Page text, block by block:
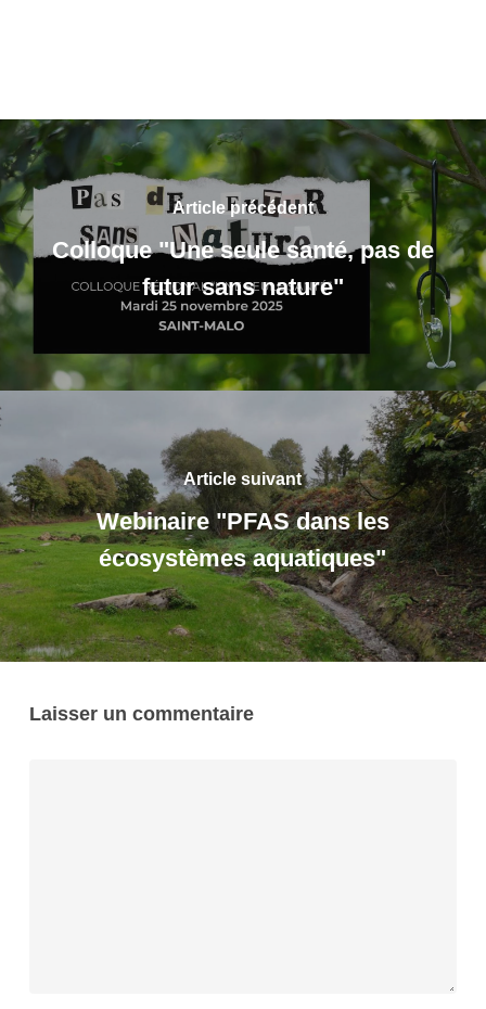
Article précédent
Colloque "Une seule santé, pas de
futur sans nature"
Article suivant
Webinaire "PFAS dans les
écosystèmes aquatiques"
Laisser un commentaire